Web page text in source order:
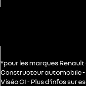
*pour les marques
Constructeur automobile -
Viséo CI - Plus d’infos sur